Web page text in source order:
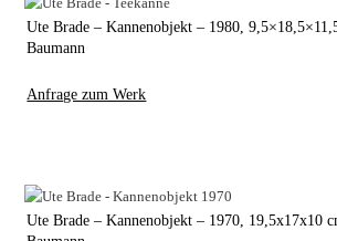
Ute Brade – Kannenobjekt – 1980,
Baumann
Anfrage zum Werk
Ute Brade – Kannenobjekt – 1970, 19,5x17x10